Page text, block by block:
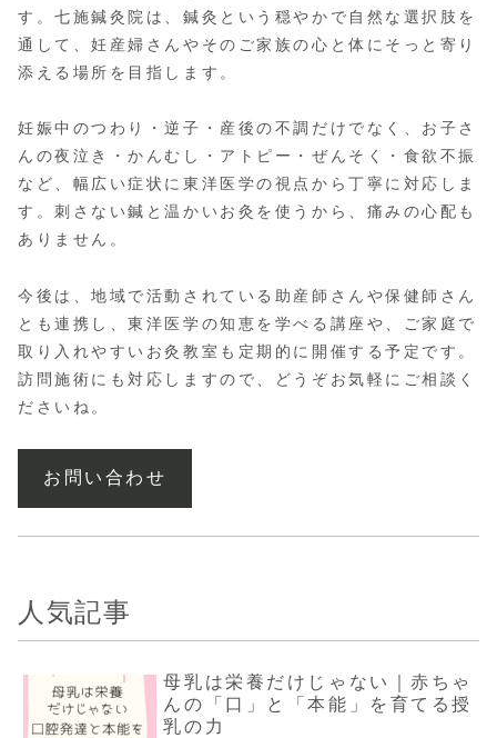
す。七施鍼灸院は、鍼灸という穏やかで自然な選択肢を
通して、妊産婦さんやそのご家族の心と体にそっと寄り
添える場所を目指します。
妊娠中のつわり・逆子・産後の不調だけでなく、お子さ
んの夜泣き・かんむし・アトピー・ぜんそく・食欲不振
など、幅広い症状に東洋医学の視点から丁寧に対応しま
す。刺さない鍼と温かいお灸を使うから、痛みの心配も
ありません。
今後は、地域で活動されている助産師さんや保健師さん
とも連携し、東洋医学の知恵を学べる講座や、ご家庭で
取り入れやすいお灸教室も定期的に開催する予定です。
訪問施術にも対応しますので、どうぞお気軽にご相談く
ださいね。
お問い合わせ
人気記事
母乳は栄養だけじゃない｜赤ちゃ
んの「口」と「本能」を育てる授
乳の力